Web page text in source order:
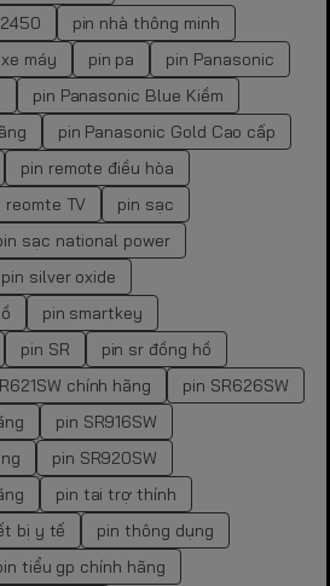
pin nhà thông minh
máy pin pa
pin Panasonic
pin Panasonic Blue Kiềm
pin Panasonic Gold Cao cấp
pin remote điều hòa
reomte TV
pin sạc
sạc national power
pin silver oxide
pin smartkey
pin SR
pin sr đồng hồ
chính hãng
pin SR626SW
pin SR916SW
pin SR920SW
pin tai trợ thính
bị y tế
pin thông dụng
tiểu gp chính hãng